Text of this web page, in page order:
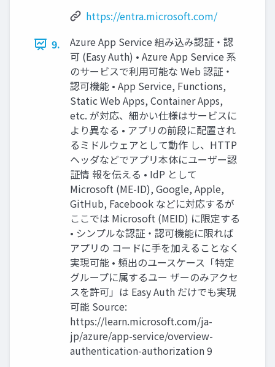
https://entra.microsoft.com/
9.
Azure App Service 組み込み認証・認
可 (Easy Auth) • Azure App Service 系
のサービスで利用可能な Web 認証・
認可機能 • App Service, Functions,
Static Web Apps, Container Apps,
etc. が対応、細かい仕様はサービスに
より異なる • アプリの前段に配置され
るミドルウェアとして動作 し、HTTP
ヘッダなどでアプリ本体にユーザー認
証情 報を伝える • IdP として
Microsoft (ME-ID), Google, Apple,
GitHub, Facebook などに対応するが
ここでは Microsoft (MEID) に限定する
• シンプルな認証・認可機能に限れば
アプリの コードに手を加えることなく
実現可能 • 頻出のユースケース「特定
グループに属するユー ザーのみアクセ
スを許可」は Easy Auth だけでも実現
可能 Source:
https://learn.microsoft.com/ja-
jp/azure/app-service/overview-
authentication-authorization 9